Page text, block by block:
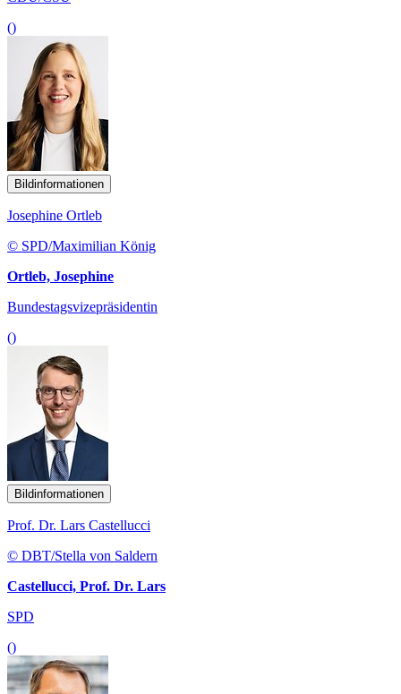
()
Bildinformationen
Josephine Ortleb
© SPD/Maximilian König
Ortleb, Josephine
Bundestagsvizepräsidentin
()
Bildinformationen
Prof. Dr. Lars Castellucci
© DBT/Stella von Saldern
Castellucci, Prof. Dr. Lars
SPD
()